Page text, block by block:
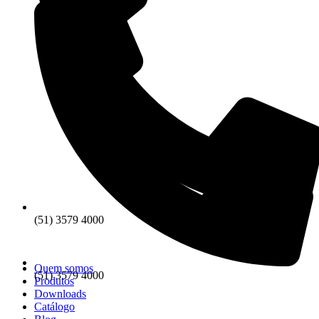
(51) 3579 4000
(51) 3579 4000
Quem somos
Produtos
Downloads
Catálogo